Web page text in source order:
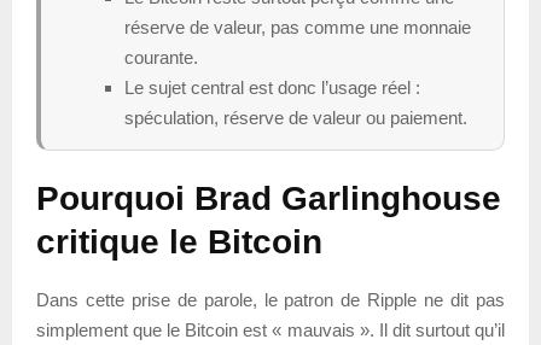
réserve de valeur, pas comme une monnaie
courante.
Le sujet central est donc l’usage réel :
spéculation, réserve de valeur ou paiement.
Pourquoi Brad Garlinghouse
critique le Bitcoin
Dans cette prise de parole, le patron de Ripple ne dit pas
simplement que le Bitcoin est « mauvais ». Il dit surtout qu’il